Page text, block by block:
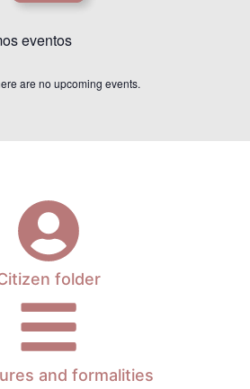
eventos
are no upcoming events.
folder
and formalities